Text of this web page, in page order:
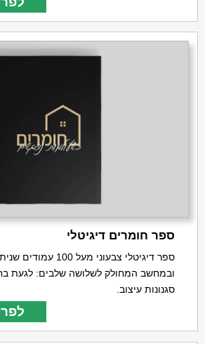
ספר חומרים דיגיטלי
ספר דיגיטלי צבעוני מעל
ובמחשב המחולק לשלושה שלבים: לגעת
סגנונות עיצוב.